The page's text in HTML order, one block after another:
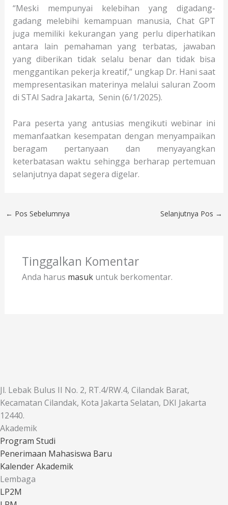
“Meski mempunyai kelebihan yang digadang-
gadang melebihi kemampuan manusia, Chat GPT
juga memiliki kekurangan yang perlu diperhatikan
antara lain pemahaman yang terbatas, jawaban
yang diberikan tidak selalu benar dan tidak bisa
menggantikan pekerja kreatif,” ungkap Dr. Hani saat
mempresentasikan materinya melalui saluran Zoom
di STAI Sadra Jakarta, Senin (6/1/2025).
Para peserta yang antusias mengikuti webinar ini
memanfaatkan kesempatan dengan menyampaikan
beragam pertanyaan dan menyayangkan
keterbatasan waktu sehingga berharap pertemuan
selanjutnya dapat segera digelar.
← Pos Sebelumnya Selanjutnya Pos →
Tinggalkan Komentar
Anda harus masukuntuk berkomentar.
Jl. Lebak Bulus II No. 2, RT.4/RW.4, Cilandak Barat,
Kecamatan Cilandak, Kota Jakarta Selatan, DKI Jakarta
12440.
Akademik
Program Studi
Penerimaan Mahasiswa Baru
Kalender Akademik
Lembaga
LP2M